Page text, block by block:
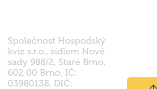
Společnost Hospodský
kvíz s.r.o., sídlem Nové
sady 988/2, Staré Brno,
602 00 Brno, IČ:
03980138, DIČ: